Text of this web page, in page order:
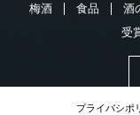
梅酒
食品 酒
受
プライバシポ